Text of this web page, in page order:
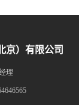
京）有限公司
理